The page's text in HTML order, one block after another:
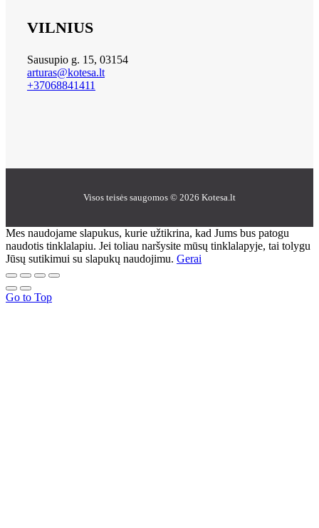
VILNIUS
Sausupio g. 15, 03154
arturas@kotesa.lt
+37068841411
Visos teisės saugomos © 2026 Kotesa.lt
Mes naudojame slapukus, kurie užtikrina, kad Jums bus patogu
naudotis tinklalapiu. Jei toliau naršysite mūsų tinklalapyje, tai tolygu
Jūsų sutikimui su slapukų naudojimu. Gerai
Go to Top